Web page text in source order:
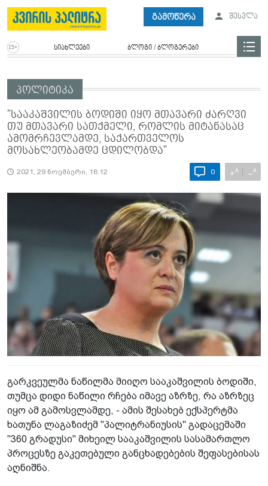
გამოწერა შესვლა
სიახლეები ბლოგი / ბლოგერები
პოლიტიკა
"სააკაშვილის ბოდიში იყო მთავარი ძარღვი
თუ მთავარი სათქმელი, რომლის მიტანასაც
ამომრჩევლამდე, საქართველოს
მოსახლეობამდე ცდილობდა"
2021, 29 ნოემბერი, 18:12 0 +A −A
გარკვეულმა ნაწილმა მიიღო სააკაშვილის ბოდიში,
თუმცა დიდი ნაწილი რჩება იმავე აზრზე, რა აზრზეც
იყო ამ გამოსვლამდე, - ამის შესახებ ექსპერტმა
ხათუნა ლაგაზიძემ "პალიტრანიუსის" გადაცემაში
"360 გრადუსი" მიხეილ სააკაშვილის სასამართლო
პროცესზე გაკეთებული განცხადებების შეფასებისას
აღნიშნა.